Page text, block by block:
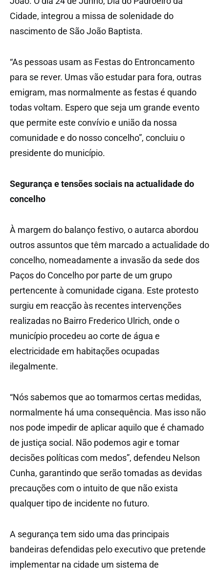
Cidade, integrou a missa de solenidade do
nascimento de São João Baptista.
“As pessoas usam as Festas do Entroncamento
para se rever. Umas vão estudar para fora, outras
emigram, mas normalmente as festas é quando
todas voltam. Espero que seja um grande evento
que permite este convívio e união da nossa
comunidade e do nosso concelho”, concluiu o
presidente do município.
Segurança e tensões sociais na actualidade do
concelho
À margem do balanço festivo, o autarca abordou
outros assuntos que têm marcado a actualidade do
concelho, nomeadamente a invasão da sede dos
Paços do Concelho por parte de um grupo
pertencente à comunidade cigana. Este protesto
surgiu em reacção às recentes intervenções
realizadas no Bairro Frederico Ulrich, onde o
município procedeu ao corte de água e
electricidade em habitações ocupadas
ilegalmente.
“Nós sabemos que ao tomarmos certas medidas,
normalmente há uma consequência. Mas isso não
nos pode impedir de aplicar aquilo que é chamado
de justiça social. Não podemos agir e tomar
decisões políticas com medos”, defendeu Nelson
Cunha, garantindo que serão tomadas as devidas
precauções com o intuito de que não exista
qualquer tipo de incidente no futuro.
A segurança tem sido uma das principais
bandeiras defendidas pelo executivo que pretende
implementar na cidade um sistema de